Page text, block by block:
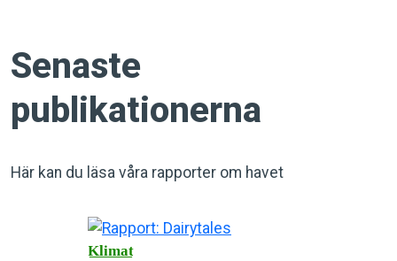
Senaste
publikationerna
Här kan du läsa våra rapporter om havet
Klimat